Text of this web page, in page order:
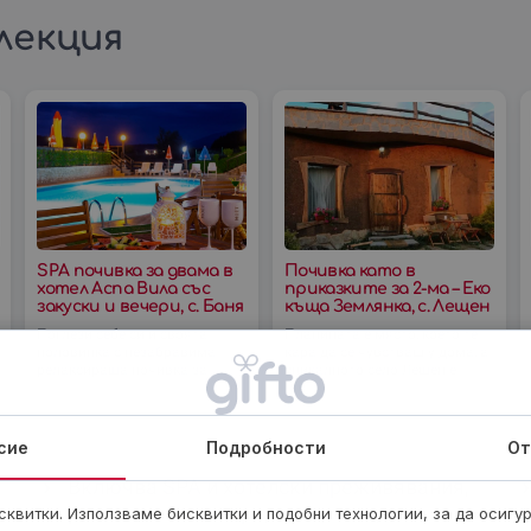
SPA почивка за двама в
хотел Аспа Вила със
закуски и вечери, с. Баня
Поглези себе си и своята
двама в хотел Аспа Вила,
разположен в живописното
Почивка като в
приказките за 2-ма – Еко
къща Землянка, с. Лещен
Планината е място, което те
уникалното село Лещен е
сгушено между две планини -
Родопите и Пирин. От еко
Включва SPA и хотелски преживявания,
романтични вечери, вино, яхти,
Подробности
Използваме бисквитки и подобни технологии, за да